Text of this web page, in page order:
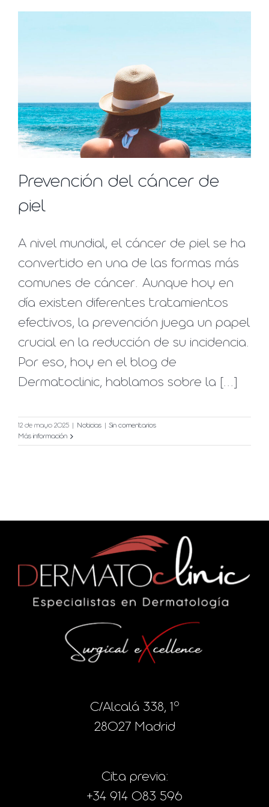
Prevención del cáncer de
piel
A nivel mundial, el cáncer de piel se ha
convertido en una de las formas más
comunes de cáncer. Aunque hoy en
día existen diferentes tratamientos
efectivos, la prevención juega un papel
crucial en la reducción de su incidencia.
Por eso, hoy en el blog de
Dermatoclinic, hablamos sobre la [...]
12 de mayo 2025 Noticias
Sin comentarios
Más información
C/Alcalá 338, 1º
28027 Madrid
Cita previa:
+34 914 083 596